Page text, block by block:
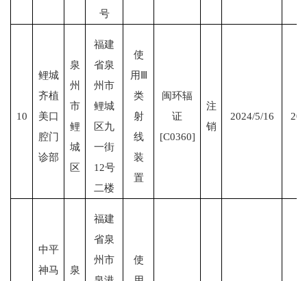
号
10
鲤城
齐植
美口
腔门
诊部
泉
州
市
鲤
城
区
福建
省泉
州市
鲤城
区九
一街
12号
二楼
使
用Ⅲ
类
射
线
装
置
闽环辐
证
[C0360]
注
销
2024/5/16
中平
神马
泉
福建
省泉
州市
使